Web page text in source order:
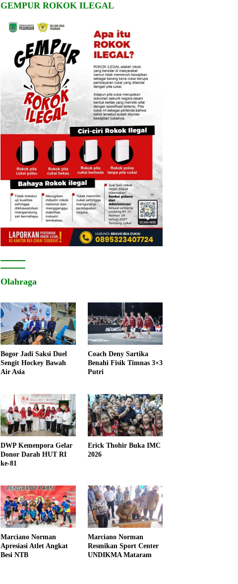
GEMPUR ROKOK ILEGAL
Olahraga
Bogor Jadi Saksi Duel
Sengit Hockey Bawah
Air Asia
Coach Deny Sartika
Benahi Fisik Timnas 3×3
Putri
DWP Kemenpora Gelar
Donor Darah HUT RI
ke-81
Erick Thohir Buka IMC
2026
Marciano Norman
Apresiasi Atlet Angkat
Besi NTB
Marciano Norman
Resmikan Sport Center
UNDIKMA Mataram